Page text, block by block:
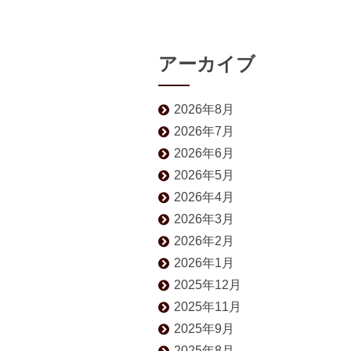
アーカイブ
2026年8月
2026年7月
2026年6月
2026年5月
2026年4月
2026年3月
2026年2月
2026年1月
2025年12月
2025年11月
2025年9月